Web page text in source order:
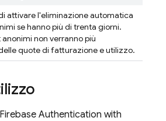
attivare l'eliminazione automatica
se hanno più di trenta giorni.
non verranno più
quote di fatturazione e utilizzo.
Firebase Authentication with